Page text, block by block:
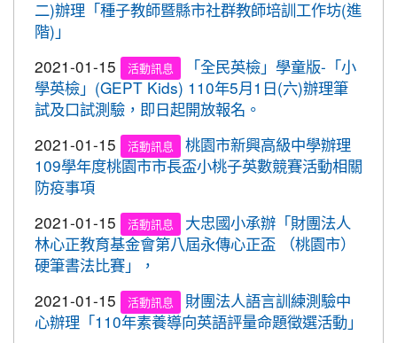
2020-09-04
本校學生參加2020YONEX一線入
魂全國國小羽球分齡賽成績優異
2020-07-15
賀!
本校學生參加2020年第六屆新北市
寶獅萊夏季理事長盃溜冰錦標賽成績優異
市長盃溜冰錦標賽成績優異
2020-03-11 賀!
109年校內美術比賽 得獎名單
績優異
2019-12-20 賀!
本校學生參加108年臺北市中正盃
羽球錦標賽成績優異
2019-12-20
賀!
本校學生參加109年桃園市中小學
校聯合運動會楊梅區選拔賽成績優異
二)辦理「種子教師暨縣市社群教師培訓工作坊(進
階)」
2021-01-15
活動訊息
「全民英檢」學童版-「小
學英檢」(GEPT Kids) 110年5月1日(六)辦理筆
試及口試測驗，即日起開放報名。
2021-01-15
活動訊息
桃園市新興高級中學辦理
109學年度桃園市市長盃小桃子英數競賽活動相關
防疫事項
2021-01-15
活動訊息
大忠國小承辦「財團法人
林心正教育基金會第八屆永傳心正盃 （桃園市）
硬筆書法比賽」，
2021-01-15
活動訊息
財團法人語言訓練測驗中
心辦理「110年素養導向英語評量命題徵選活動」